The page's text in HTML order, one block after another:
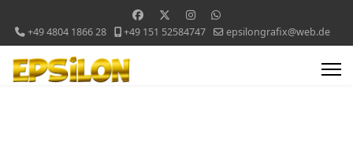
+49 4804 1866 28 +49 151 52584747 epsilongrafix@web.de